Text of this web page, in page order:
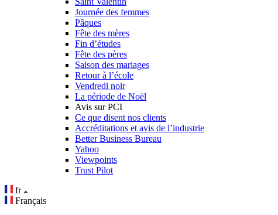
Journée des femmes
Pâques
Fête des mères
Fin d’études
Fête des pères
Saison des mariages
Retour à l’école
Vendredi noir
La période de Noël
Avis sur PCI
Ce que disent nos clients
Accréditations et avis de l’industrie
Better Business Bureau
Yahoo
Viewpoints
Trust Pilot
fr
Français